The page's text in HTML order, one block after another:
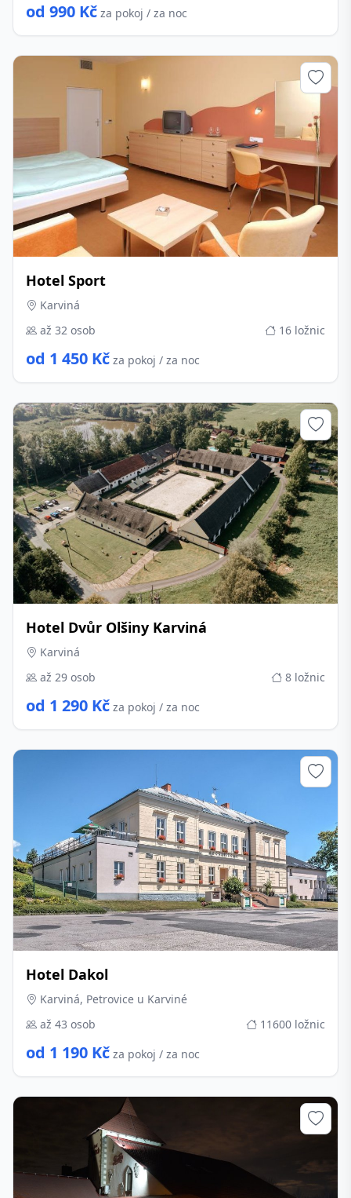
od 990 Kč za pokoj / za noc
Hotel Sport
Karviná
až 32 osob
16 ložnic
od 1 450 Kč za pokoj / za noc
Hotel Dvůr Olšiny Karviná
Karviná
až 29 osob
8 ložnic
od 1 290 Kč za pokoj / za noc
Hotel Dakol
Karviná, Petrovice u Karviné
až 43 osob
11600 ložnic
od 1 190 Kč za pokoj / za noc